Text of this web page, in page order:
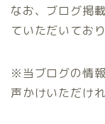
なお、ブログ掲
ていただいており
※当ブログの情
声かけいただけ